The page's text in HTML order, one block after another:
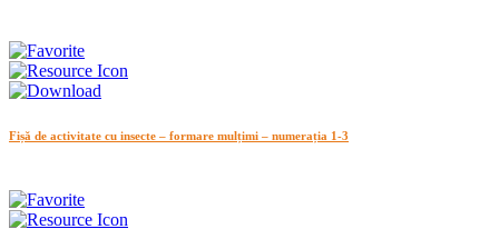
Fișă de activitate cu insecte – formare mulțimi – numerația 1-3